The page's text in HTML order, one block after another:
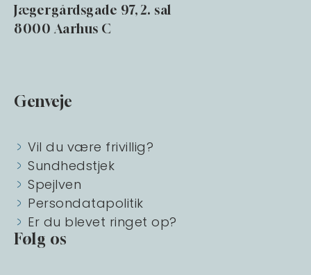
Jægergårdsgade 97, 2. sal
8000 Aarhus C
Genveje
Vil du være frivillig?
Sundhedstjek
Spejlven
Persondatapolitik
Er du blevet ringet op?
Følg os